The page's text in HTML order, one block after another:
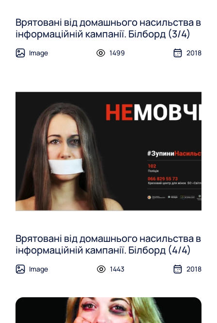
Врятовані від домашнього насильства в
інформаційній кампанії. Білборд (3/4)
Image 1499 2018
Врятовані від домашнього насильства в
інформаційній кампанії. Білборд (4/4)
Image 1443 2018